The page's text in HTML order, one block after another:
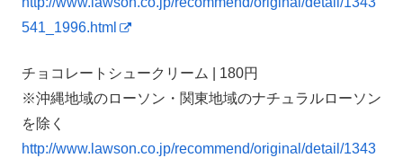
541_1996.html
チョコレートシュークリーム | 180円
※沖縄地域のローソン・関東地域のナチュラルローソン
を除く
http://www.lawson.co.jp/recommend/original/detail/1343